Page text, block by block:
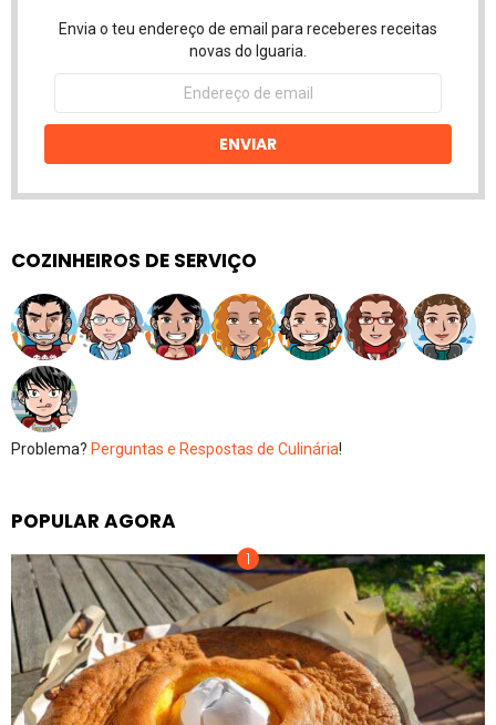
Envia o teu endereço de email para receberes receitas
novas do Iguaria.
Endereço
email
ENVIAR
COZINHEIROS DE SERVIÇO
Problema? Perguntas e Respostas de Culinária!
POPULAR AGORA